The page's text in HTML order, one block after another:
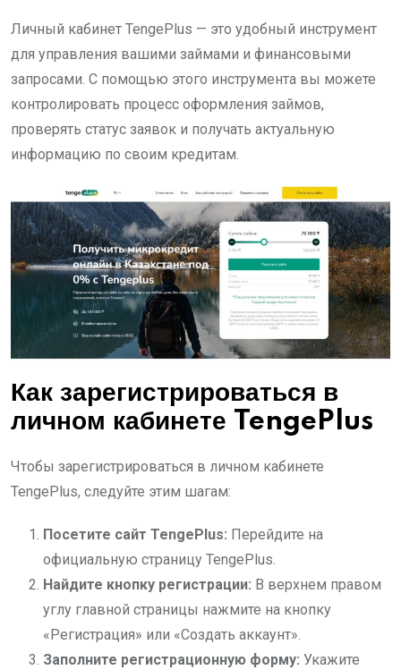
Личный кабинет TengePlus — это удобный инструмент
для управления вашими займами и финансовыми
запросами. С помощью этого инструмента вы можете
контролировать процесс оформления займов,
проверять статус заявок и получать актуальную
информацию по своим кредитам.
Как зарегистрироваться в
личном кабинете TengePlus
Чтобы зарегистрироваться в личном кабинете
TengePlus, следуйте этим шагам:
Посетите сайт TengePlus: Перейдите на
официальную страницу TengePlus.
Найдите кнопку регистрации: В верхнем правом
углу главной страницы нажмите на кнопку
«Регистрация» или «Создать аккаунт».
Заполните регистрационную форму: Укажите